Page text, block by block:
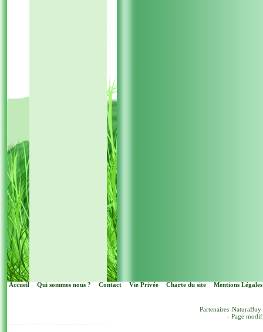
Accueil Qui sommes nous ? Contact Vie Privée Charte du site Mentions Légales
Partenaires NaturaBuy
- Page